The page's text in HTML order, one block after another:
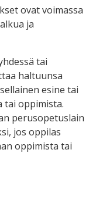
ovat voimassa
ja
tai
haltuunsa
esine tai
tai oppimista.
perusopetuslain
jos oppilas
oppimista tai